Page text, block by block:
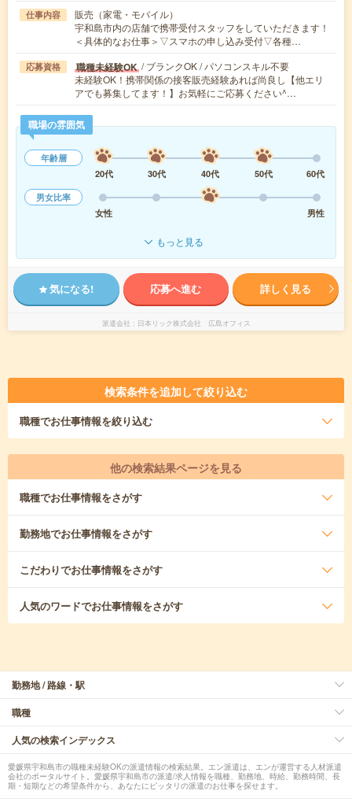
仕事内容
販売（家電・モバイル）
宇和島市内の店舗で携帯受付スタッフをしていただきます！
＜具体的なお仕事＞▽スマホの申し込み受付▽各種…
応募資格 職種未経験OK / ブランクOK / パソコンスキル不要
未経験OK！携帯関係の接客販売経験あれば尚良し【他エリ
アでも募集してます！】お気軽にご応募ください^…
職場の雰囲気
年齢層
20代
30代 40代 50代
60代
男女比率
女性
男性
もっと見る
気になる! 応募へ進む 詳しく見る
派遣会社 日本リック株式会社 広島オフィス
検索条件を追加して絞り込む
職種でお仕事情報を絞り込む
他の検索結果ページを見る
職種でお仕事情報をさがす
勤務地でお仕事情報をさがす
こだわりでお仕事情報をさがす
人気のワードでお仕事情報をさがす
勤務地 / 路線・駅
職種
人気の検索インデックス
愛媛県宇和島市の職種未経験OKの派遣情報の検索結果。エン派遣は、エンが運営する人材派遣
会社のポータルサイト。愛媛県宇和島市の派遣/求人情報を職種、勤務地、時給、勤務時間、長
期・短期などの希望条件から、あなたにピッタリの派遣のお仕事を探せます。